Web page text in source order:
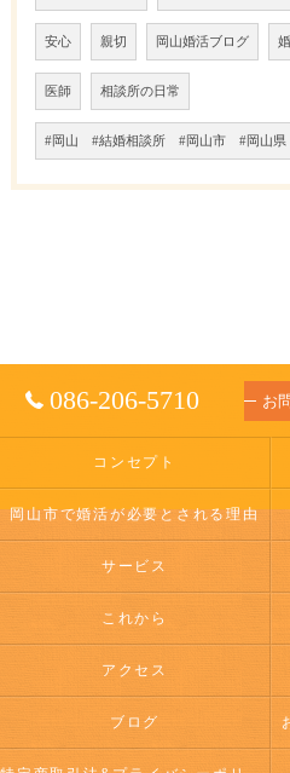
安心 親切 岡山婚活ブログ
医師 相談所の日常
#岡山 #結婚相談所 #岡山市 #岡山県
086-206-5710 お
コンセプト
岡山市で婚活が必要とされる理由
サービス
これから
アクセス
ブログ